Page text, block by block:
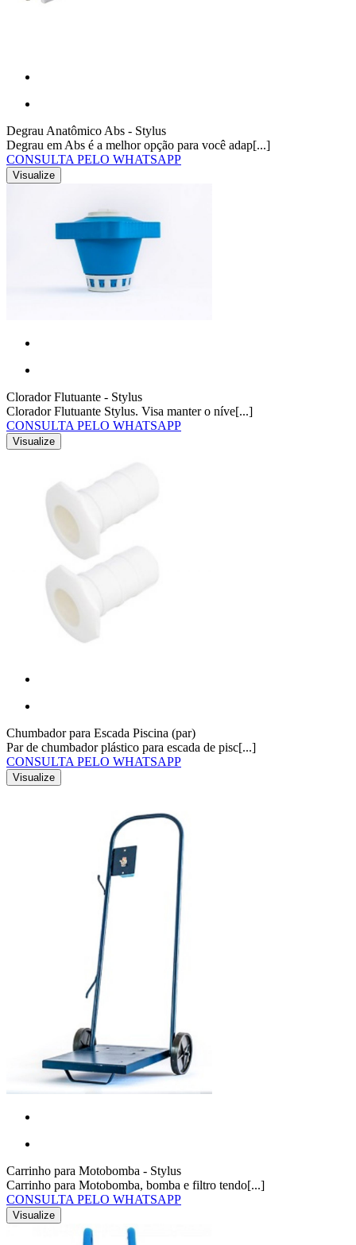
Degrau Anatômico Abs - Stylus
Degrau em Abs é a melhor opção para você adap[...]
CONSULTA PELO WHATSAPP
Visualize
Clorador Flutuante - Stylus
Clorador Flutuante Stylus. Visa manter o níve[...]
CONSULTA PELO WHATSAPP
Visualize
Chumbador para Escada Piscina (par)
Par de chumbador plástico para escada de pisc[...]
CONSULTA PELO WHATSAPP
Visualize
Carrinho para Motobomba - Stylus
Carrinho para Motobomba, bomba e filtro tendo[...]
CONSULTA PELO WHATSAPP
Visualize